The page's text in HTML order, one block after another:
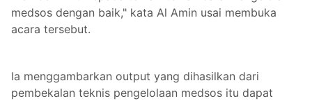
medsos dengan baik," kata Al Amin usai membuka
acara tersebut.
Ia menggambarkan output yang dihasilkan dari
pembekalan teknis pengelolaan medsos itu dapat